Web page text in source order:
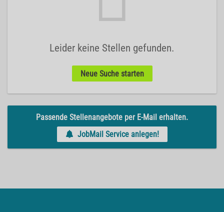
Leider keine Stellen gefunden.
Neue Suche starten
Passende Stellenangebote per E-Mail erhalten.
JobMail Service anlegen!